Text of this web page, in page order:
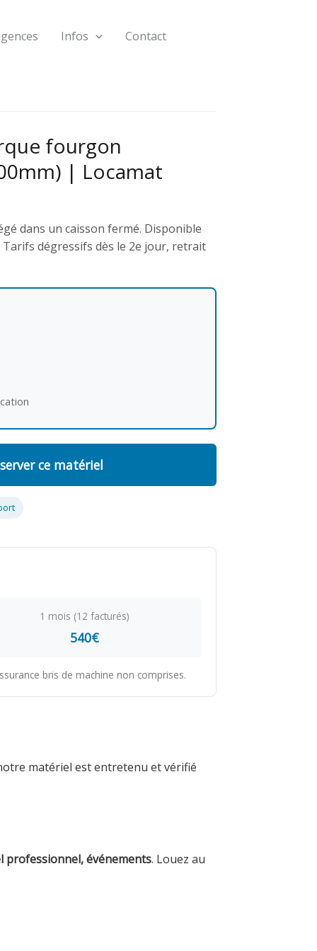
Infos Contact
fourgon
| Locamat
dans un caisson fermé. Disponible
dégressifs dès le 2e jour, retrait
ce matériel
1 mois (12 facturés)
540€
bris de machine non comprises.
matériel est entretenu et vérifié
événements. Louez au